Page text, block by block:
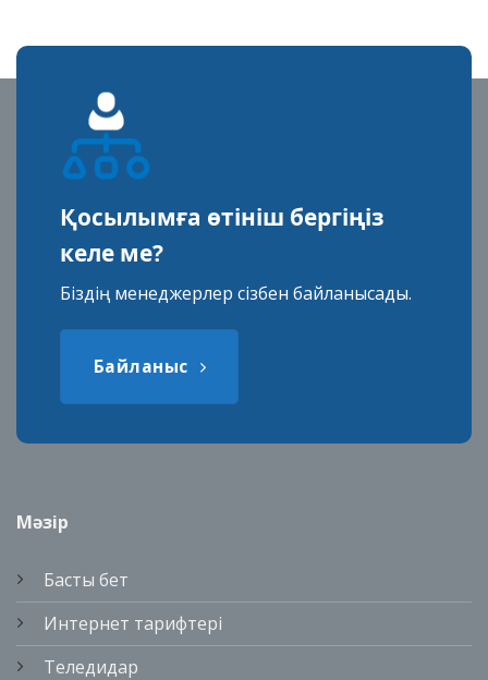
Қосылымға өтініш бергіңіз
келе ме?
Біздің менеджерлер сізбен байланысады.
Байланыс
Мәзір
Басты бет
Интернет тарифтері
Теледидар